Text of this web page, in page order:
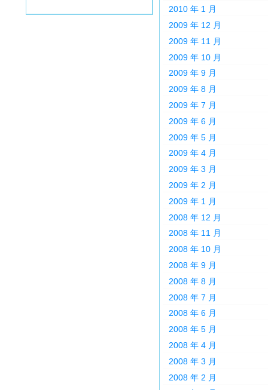
2010 年 1 月
2009 年 12 月
2009 年 11 月
2009 年 10 月
2009 年 9 月
2009 年 8 月
2009 年 7 月
2009 年 6 月
2009 年 5 月
2009 年 4 月
2009 年 3 月
2009 年 2 月
2009 年 1 月
2008 年 12 月
2008 年 11 月
2008 年 10 月
2008 年 9 月
2008 年 8 月
2008 年 7 月
2008 年 6 月
2008 年 5 月
2008 年 4 月
2008 年 3 月
2008 年 2 月